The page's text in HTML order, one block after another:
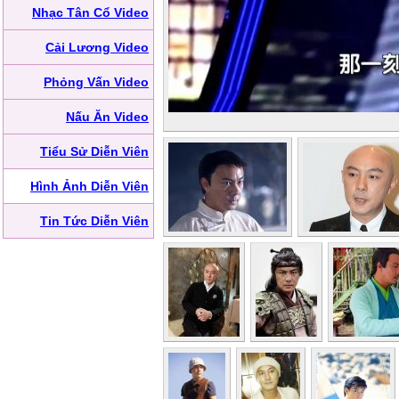
Nhạc Tân Cổ Video
Cải Lương Video
Phỏng Vấn Video
Nấu Ăn Video
Tiểu Sử Diễn Viên
Hình Ảnh Diễn Viên
Tin Tức Diễn Viên